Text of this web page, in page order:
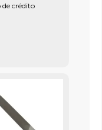
de crédito